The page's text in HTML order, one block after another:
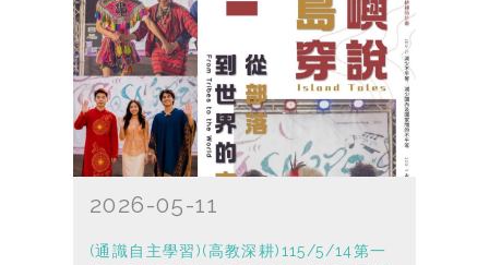
2026-05-11
(通識自主學習)(高教深耕)115/5/14第一